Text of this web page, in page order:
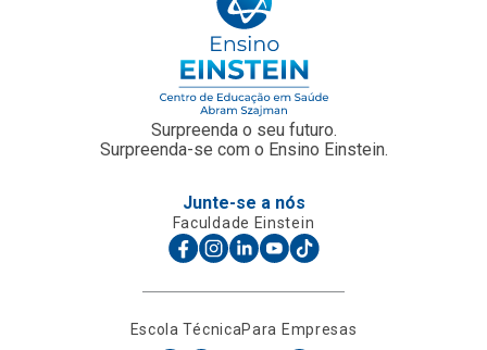
Surpreenda o seu futuro.
Surpreenda-se com o Ensino Einstein.
Junte-se a nós
Faculdade Einstein
Escola TécnicaPara Empresas